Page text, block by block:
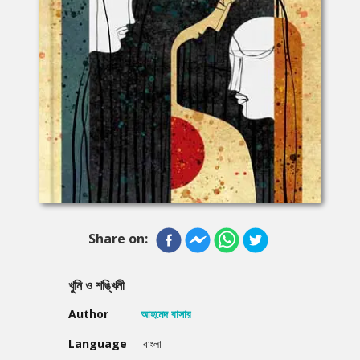
Share on:
খুনি ও শঙ্খিনী
Author
আহমেদ বাসার
Language
বাংলা